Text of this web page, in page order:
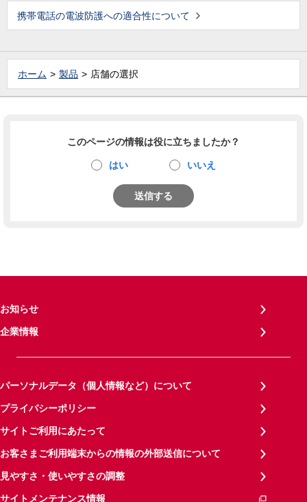
携帯電話の電波防護への適合性について
ホーム 製品 店舗の選択
このページの情報は役に立ちましたか？
はい いいえ
送信する
お知らせ
企業情報
パーソナルデータ（個人情報など）について
プライバシーポリシー
サイトご利用にあたって
お客さまご利用端末からの情報の外部送信について
見やすさ・使いやすさの調整
サイトメンテナンス情報